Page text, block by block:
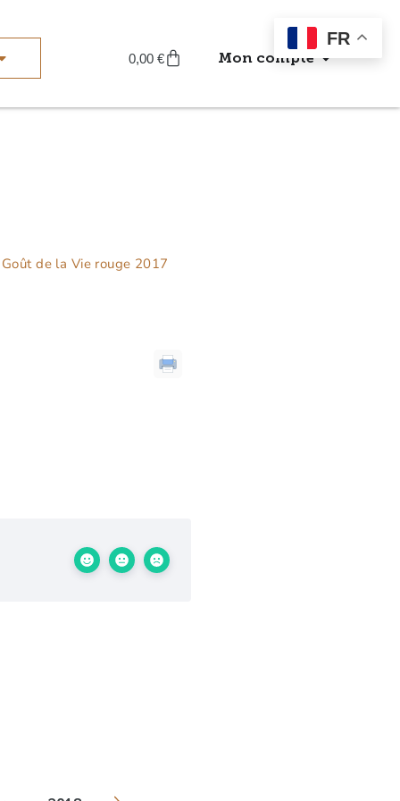
0,00 € Mon compte
Goût de la Vie rouge 2017
FR